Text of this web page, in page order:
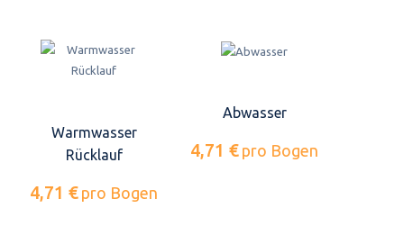
Warmwasser
Rücklauf
4,71 € pro Bogen
Abwasser
4,71 € pro Bogen